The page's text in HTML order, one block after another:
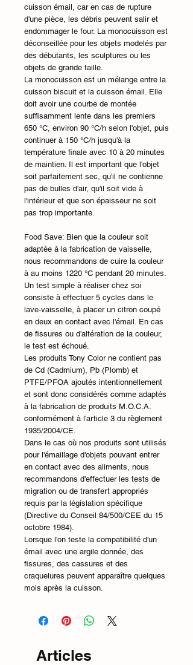
cuisson émail, car en cas de rupture
d'une pièce, les débris peuvent salir et
endommager le four. La monocuisson est
déconseillée pour les objets modelés par
des débutants, les sculptures ou les
objets de grande taille.
La monocuisson est un mélange entre la
cuisson biscuit et la cuisson émail. Elle
doit avoir une courbe de montée
suffisamment lente dans les premiers
650 °C, environ 90 °C/h selon l'objet, puis
continuer à 150 °C/h jusqu'à la
température finale avec 10 à 20 minutes
de maintien. Il est important que l'objet
soit parfaitement sec, qu'il ne contienne
pas de bulles d'air, qu'il soit vide à
l'intérieur et que son épaisseur ne soit
pas trop importante.
Food Save: Bien que la couleur soit
adaptée à la fabrication de vaisselle,
nous recommandons de cuire la couleur
à au moins 1220 °C pendant 20 minutes.
Un test simple à réaliser chez soi
consiste à effectuer 5 cycles dans le
lave-vaisselle, à placer un citron coupé
en deux en contact avec l'émail. En cas
de fissures ou d'altération de la couleur,
le test est échoué.
Les produits Tony Color ne contient pas
de Cd (Cadmium), Pb (Plomb) et
PTFE/PFOA ajoutés intentionnellement
et sont donc considérés comme adaptés
à la fabrication de produits M.O.C.A.
conformément à l'article 3 du règlement
1935/2004/CE.
Dans le cas où nos produits sont utilisés
pour l'émaillage d'objets pouvant entrer
en contact avec des aliments, nous
recommandons d'effectuer les tests de
migration ou de transfert appropriés
requis par la législation spécifique
(Directive du Conseil 84/500/CEE du 15
octobre 1984).
Lorsque l'on teste la compatibilité d'un
émail avec une argile donnée, des
fissures, des cassures et des
craquelures peuvent apparaître quelques
mois après la cuisson.
Articles